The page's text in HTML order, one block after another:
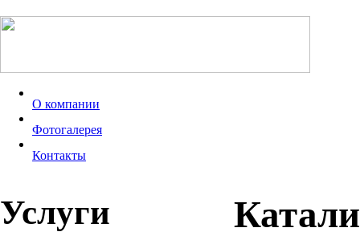
О компании
Фотогалерея
Контакты
Услуги